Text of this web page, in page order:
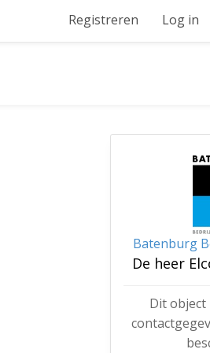
Registreren Log in
Batenburg
De heer
Dit object